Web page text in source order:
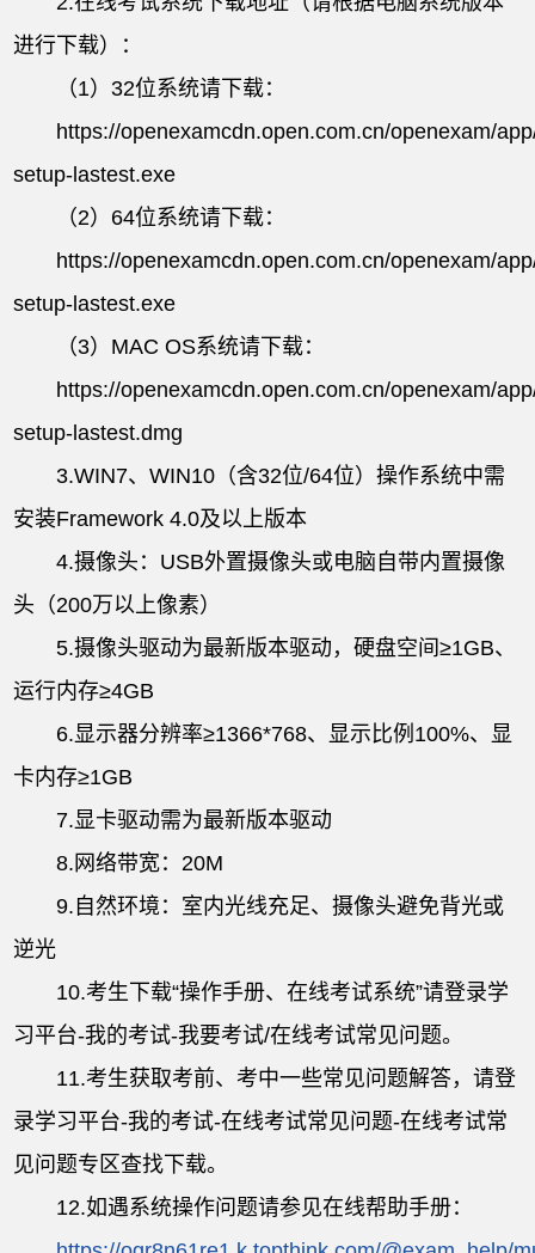
进行下载）：
（1）32位系统请下载：
https://openexamcdn.open.com.cn/openexam/
setup-lastest.exe
（2）64位系统请下载：
https://openexamcdn.open.com.cn/openexam/
setup-lastest.exe
（3）MAC OS系统请下载：
https://openexamcdn.open.com.cn/openexam/
setup-lastest.dmg
3.WIN7、WIN10（含32位/64位）操作系统中需
安装Framework 4.0及以上版本
4.摄像头：USB外置摄像头或电脑自带内置摄像
头（200万以上像素）
5.摄像头驱动为最新版本驱动，硬盘空间≥1GB、
运行内存≥4GB
6.显示器分辨率≥1366*768、显示比例100%、显
卡内存≥1GB
7.显卡驱动需为最新版本驱动
8.网络带宽：20M
9.自然环境：室内光线充足、摄像头避免背光或
逆光
10.考生下载“操作手册、在线考试系统”请登录学
习平台-我的考试-我要考试/在线考试常见问题。
11.考生获取考前、考中一些常见问题解答，请登
录学习平台-我的考试-在线考试常见问题-在线考试常
见问题专区查找下载。
12.如遇系统操作问题请参见在线帮助手册：